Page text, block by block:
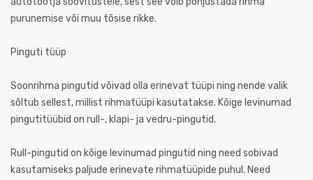
purunemise või muu tõsise rikke.
Pinguti tüüp
Soonrihma pingutid võivad olla erinevat tüüpi ning nende valik
sõltub sellest, millist rihmatüüpi kasutatakse. Kõige levinumad
pingutitüübid on rull-, klapi- ja vedru-pingutid.
Rull-pingutid on kõige levinumad pingutid ning need sobivad
kasutamiseks paljude erinevate rihmatüüpide puhul. Need